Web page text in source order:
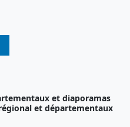
et diaporamas
et départementaux